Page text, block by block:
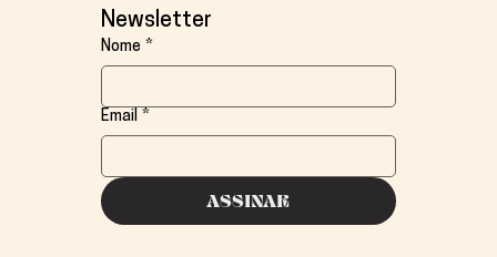
Newsletter
Nome *
Email *
ASSINAR